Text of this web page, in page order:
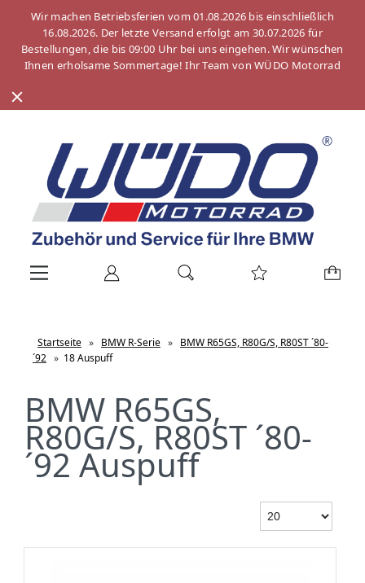
Wir machen Betriebsferien vom 01.08.2026 bis einschließlich
16.08.2026. Der letzte Versand erfolgt am 30.07.2026 für
Bestellungen, die bis 09:00 Uhr bei uns eingehen. Wir wünschen
Ihnen erholsame Sommertage! Ihr Team von WÜDO Motorrad
Startseite » BMW R-Serie » BMW R65GS, R80G/S, R80ST ´80-
´92 » 18 Auspuff
BMW R65GS,
R80G/S, R80ST ´80-
´92 Auspuff